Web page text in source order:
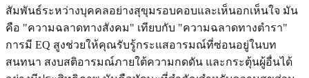
สัมพันธ์ระหว่างบุคคลอย่างสุขุมรอบคอบและเห็นอกเห็นใจ มัน
คือ "ความฉลาดทางสังคม" เทียบกับ "ความฉลาดทางตำรา"
การมี EQ สูงช่วยให้คุณรับรู้กระแสอารมณ์ที่ซ่อนอยู่ในบท
สนทนา สงบสติอารมณ์ภายใต้ความกดดัน และกระตุ้นผู้อื่นได้